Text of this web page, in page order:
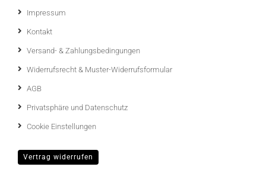
Impressum
Kontakt
Versand- & Zahlungsbedingungen
Widerrufsrecht & Muster-Widerrufsformular
AGB
Privatsphäre und Datenschutz
Cookie Einstellungen
Vertrag widerrufen